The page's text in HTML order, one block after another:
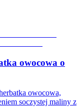
owocowa o
owocowa,
soczystej maliny z